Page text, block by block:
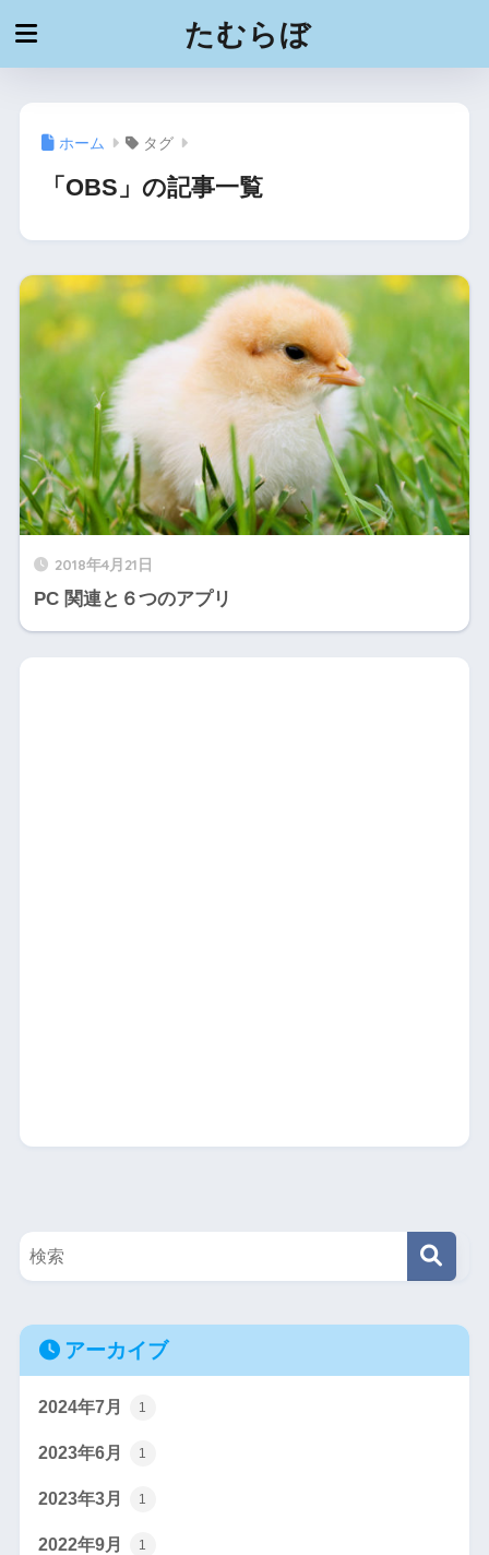
たむらぼ
ホーム タグ
「OBS」の記事一覧
2018年4月21日
PC 関連と６つのアプリ
アーカイブ
2024年7月 1
2023年6月 1
2023年3月 1
2022年9月 1